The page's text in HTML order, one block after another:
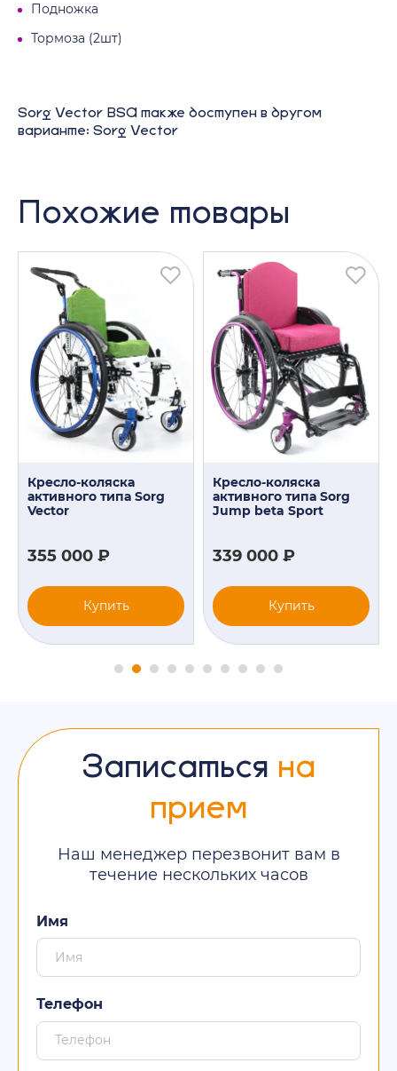
Подножка
Тормоза (2шт)
Sorg Vector BSA также доступен в другом
варианте: Sorg Vector
Похожие товары
Кресло-коляска
активного типа Sorg
Vector
355 000 ₽
Купить
Кресло-коляска
активного типа Sorg
Jump beta Sport
339 000 ₽
Купить
Записаться на
прием
Наш менеджер перезвонит вам в
течение нескольких часов
Имя
Телефон